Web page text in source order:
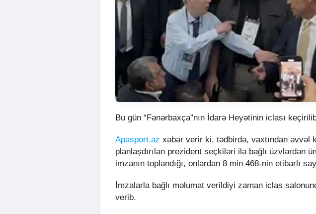
Bu gün “Fənərbaxça”nın İdarə Heyətinin iclası
Apasport.az xəbər verir ki, tədbirdə, vaxtından əvvəl
planlaşdırılan prezident seçkiləri ilə bağlı üzvlərdən
imzanın toplandığı, onlardan 8 min 468-nin etibarlı
İmzalarla bağlı məlumat verildiyi zaman iclas
verib.